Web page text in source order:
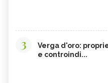
3
Verga d'oro:
e controindi...